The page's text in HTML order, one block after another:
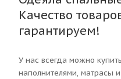
Качество
гарантируем!
У нас всегда можно
наполнителями, матрасы